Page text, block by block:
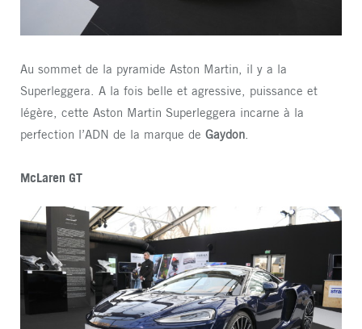
Au sommet de la pyramide Aston Martin, il y a la
Superleggera. A la fois belle et agressive, puissance et
légère, cette Aston Martin Superleggera incarne à la
perfection l’ADN de la marque de Gaydon
McLaren GT